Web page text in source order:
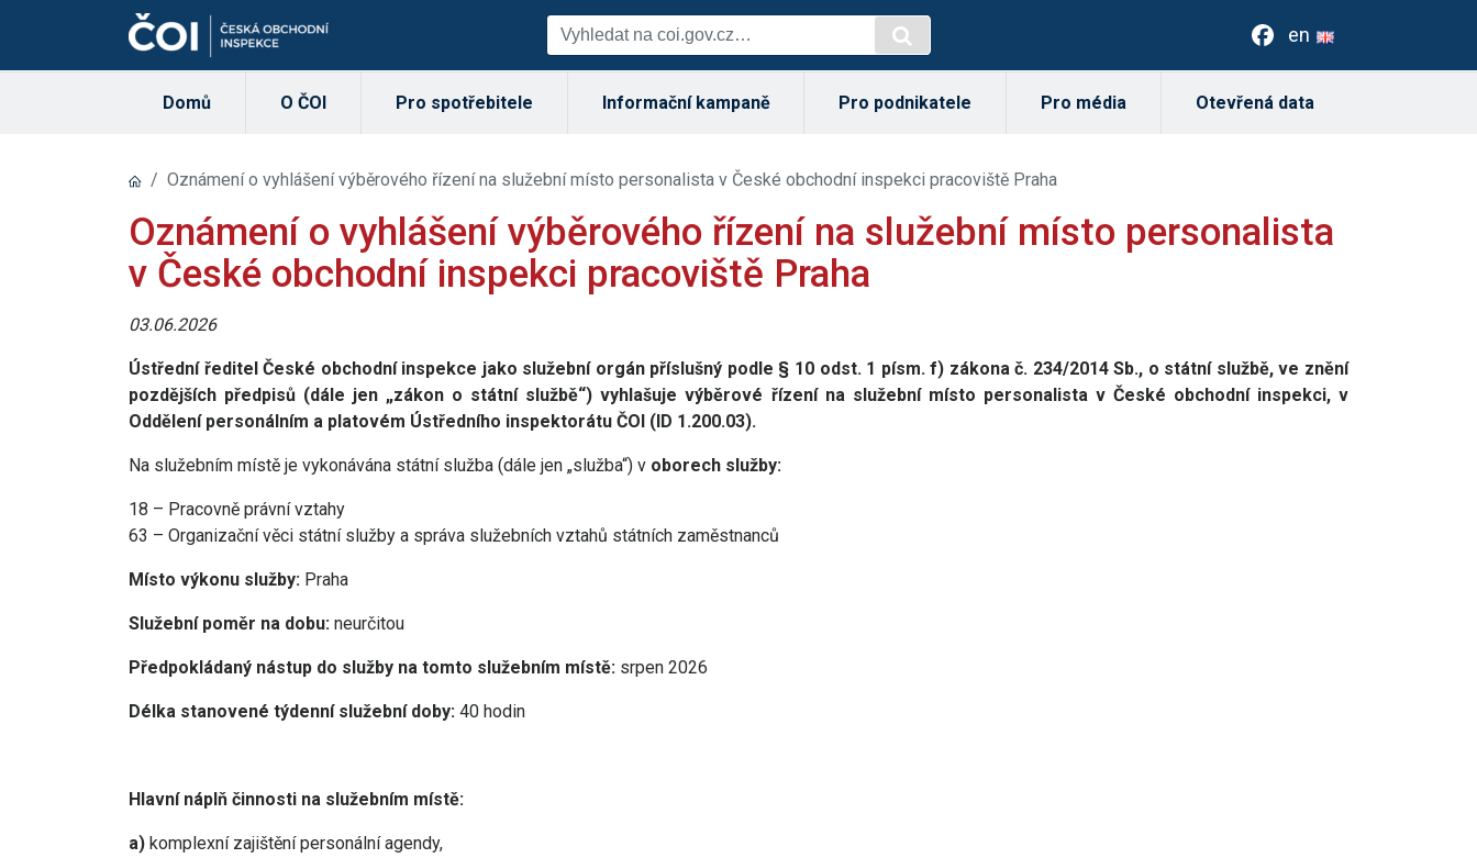
en
Domů O ČOI Pro spotřebitele Informační kampaně Pro podnikatele Pro média Otevřená data
Oznámení o vyhlášení výběrového řízení na služební místo personalista v České obchodní inspekci pracoviště Praha
Oznámení o vyhlášení výběrového řízení na služební místo personalista
v České obchodní inspekci pracoviště Praha
03.06.2026
Ústřední ředitel České obchodní inspekce jako služební orgán příslušný podle § 10 odst. 1 písm. f) zákona č. 234/2014 Sb., o státní službě, ve znění
pozdějších předpisů (dále jen „zákon o státní službě“) vyhlašuje výběrové řízení na služební místo personalista v České obchodní inspekci, v
Oddělení personálním a platovém Ústředního inspektorátu ČOI (ID 1.200.03).
Na služebním místě je vykonávána státní služba (dále jen „služba“) v oborech služby:
18 – Pracovně právní vztahy
63 – Organizační věci státní služby a správa služebních vztahů státních zaměstnanců
Místo výkonu služby: Praha
Služební poměr na dobu: neurčitou
Předpokládaný nástup do služby na tomto služebním místě: srpen 2026
Délka stanovené týdenní služební doby: 40 hodin
Hlavní náplň činnosti na služebním místě:
a) komplexní zajištění personální agendy,